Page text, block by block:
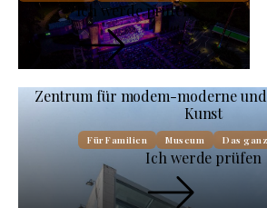
Ich werde prüfen
Zentrum für modem-moderne und
Kunst
Für Familien Museum Das
Ich werde prüfen